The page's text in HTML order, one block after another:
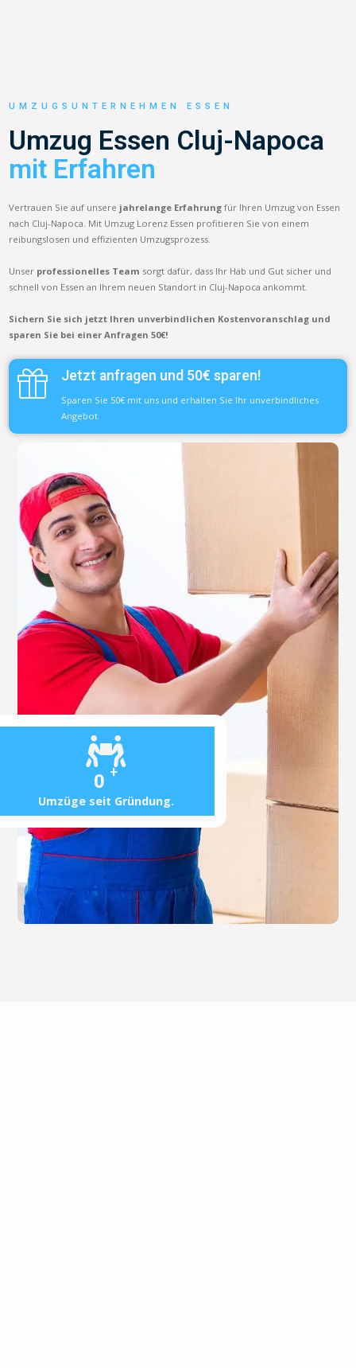
0 +
Umzüge seit Gründung.
UMZUGSUNTERNEHMEN ESSEN
Umzug Essen Cluj-Napoca
mit Erfahren
Vertrauen Sie auf unsere jahrelange Erfahrung für Ihren Umzug von Essen
nach Cluj-Napoca. Mit Umzug Lorenz Essen profitieren Sie von einem
reibungslosen und effizienten Umzugsprozess.
Unser professionelles Team sorgt dafür, dass Ihr Hab und Gut sicher und
schnell von Essen an Ihrem neuen Standort in Cluj-Napoca ankommt.
Sichern Sie sich jetzt Ihren unverbindlichen Kostenvoranschlag und
sparen Sie bei einer Anfragen 50€!
Jetzt anfragen und 50€ sparen!
Sparen Sie 50€ mit uns und erhalten Sie Ihr unverbindliches
Angebot.